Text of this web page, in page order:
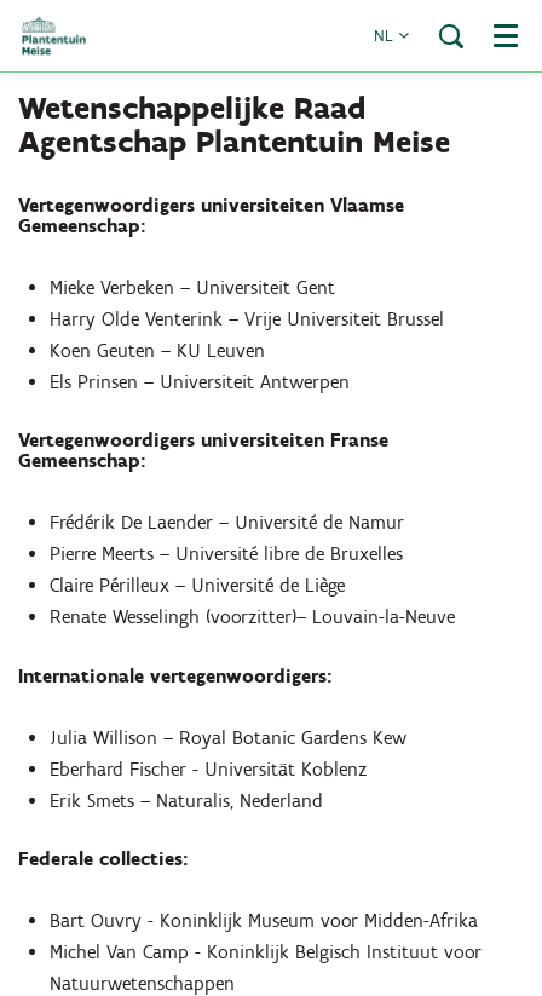
NL Menu
Wetenschappelijke Raad
Agentschap Plantentuin Meise
Vertegenwoordigers universiteiten Vlaamse
Gemeenschap:
Mieke Verbeken – Universiteit Gent
Harry Olde Venterink – Vrije Universiteit Brussel
Koen Geuten – KU Leuven
Els Prinsen – Universiteit Antwerpen
Vertegenwoordigers universiteiten Franse
Gemeenschap:
Frédérik De Laender – Université de Namur
Pierre Meerts – Université libre de Bruxelles
Claire Périlleux – Université de Liège
Renate Wesselingh (voorzitter)– Louvain-la-Neuve
Internationale vertegenwoordigers:
Julia Willison – Royal Botanic Gardens Kew
Eberhard Fischer - Universität Koblenz
Erik Smets – Naturalis, Nederland
Federale collecties:
Bart Ouvry - Koninklijk Museum voor Midden-Afrika
Michel Van Camp - Koninklijk Belgisch Instituut voor
Natuurwetenschappen